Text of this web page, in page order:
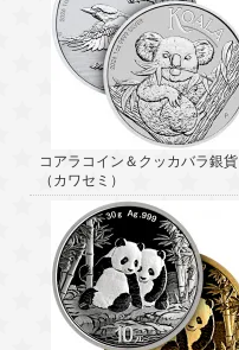
コアラコイン＆クッカバラ銀貨
（カワセミ）